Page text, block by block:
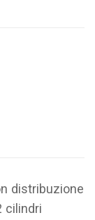
distribuzione
cilindri